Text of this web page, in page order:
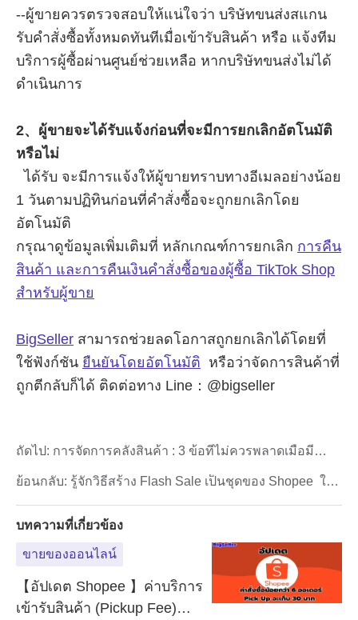
ย้อนกลับ: รู้จักวิธีสร้าง Flash Sale เป็นชุดของ Shopee ให้
ถัดไป: การจัดการคลังสินค้า : 3 ข้อที่ไม่ควรพลาดเมื่อมี
บทความที่เกี่ยวข้อง
ขายของออนไลน์
【อัปเดต Shopee 】ค่าบริการ
เข้ารับสินค้า (Pickup Fee)